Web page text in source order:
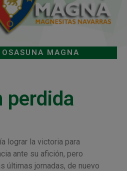
MAGNA
perdida
lograr la victoria para
ante su afición, pero
últimas jornadas, de nuevo